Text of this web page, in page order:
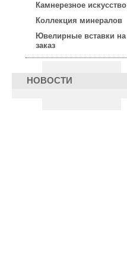
Камнерезное искусство
Коллекция минералов
Ювелирные вставки на
заказ
НОВОСТИ